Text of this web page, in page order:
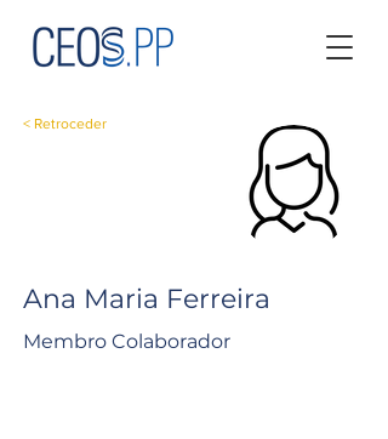
< Retroceder
Ana Maria Ferreira
Membro Colaborador